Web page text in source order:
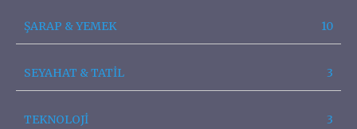
ŞARAP & YEMEK 10
SEYAHAT & TATİL 3
TEKNOLOJİ 3